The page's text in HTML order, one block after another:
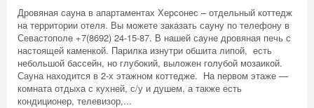
Дровяная сауна в апартаментах Херсонес – отдельный коттедж
на территории отеля. Вы можете заказать сауну по телефону в
Севастополе +7(8692) 24-15-87. В нашей сауне дровяная печь с
настоящей каменкой. Парилка изнутри обшита липой, есть
небольшой бассейн, но глубокий, выложен голубой мозаикой.
Сауна находится в 2-х этажном коттедже. На первом этаже —
комната отдыха с кухней, с/у и душем, а также есть
кондиционер, телевизор,...